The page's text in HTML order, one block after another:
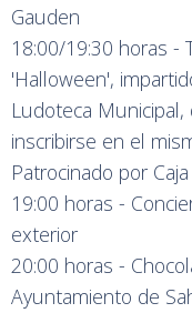
Gauden
18:00/19:30 horas -
'Halloween',
Ludoteca
inscribirse en el
Patrocinado por
19:00 horas -
exterior
20:00 horas -
Ayuntamiento de